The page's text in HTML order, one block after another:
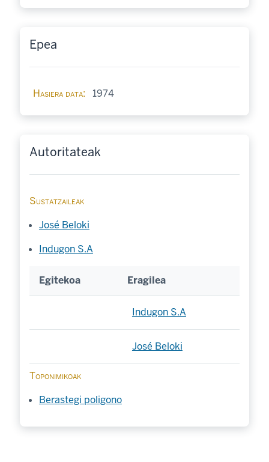
Epea
Hasiera data 1974
Autoritateak
Sustatzaileak
José Beloki
Indugon S.A
Egitekoa Eragilea
Indugon S.A
José Beloki
Toponimikoak
Berastegi poligono